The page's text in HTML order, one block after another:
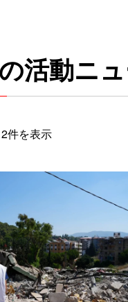
活動ニ
件を表示